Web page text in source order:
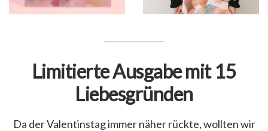
Limitierte Ausgabe mit 15
Liebesgründen
Da der Valentinstag immer näher rückte, wollten wir